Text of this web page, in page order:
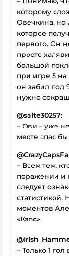
которому
Овечкина, но
которое
первого. Он
просто
большой
при игре 5
он забил под
нужно
@salte30257:
– Ови – уже
месте спас
– Всем тем,
поражении и
следует
статистикой.
моментов
«Кэпс».
– Только 1